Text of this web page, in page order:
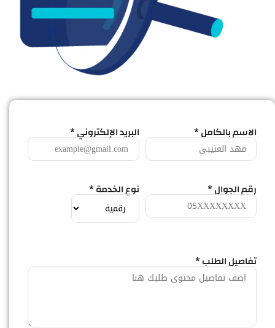
الاسم بالكامل * البريد الإلكتروني *
رقم الجوال * نوع الخدمة *
تفاصيل الطلب *